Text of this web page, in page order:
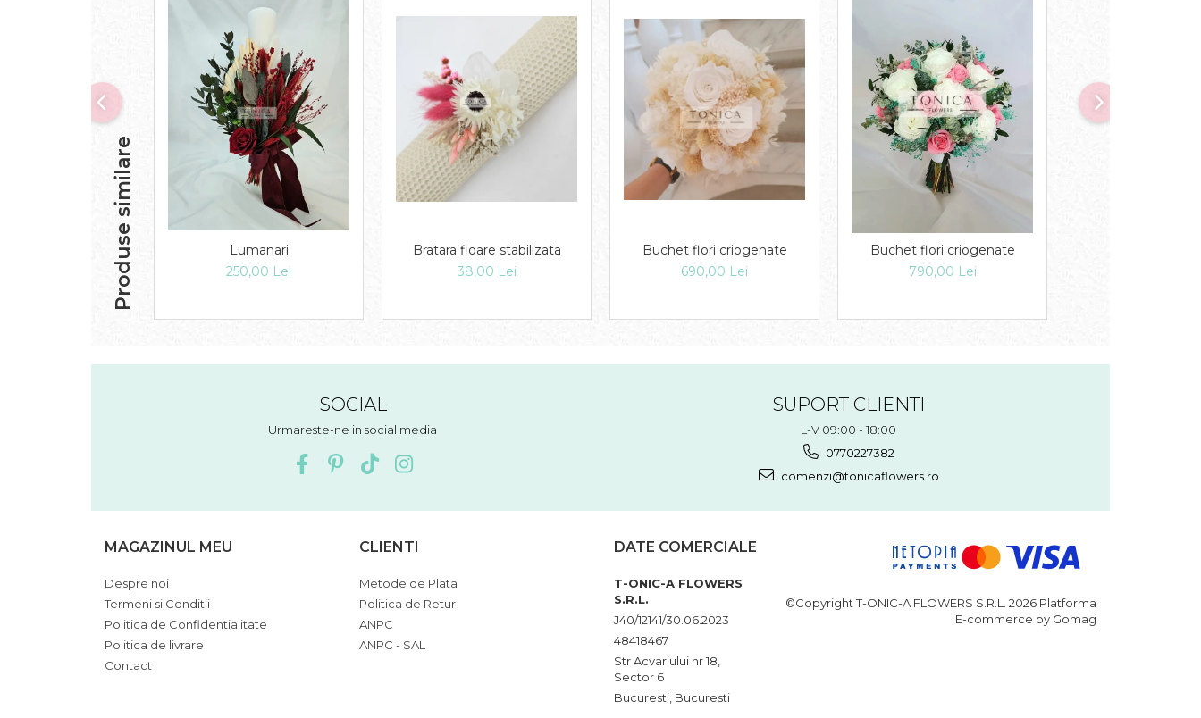
Produse similare
Lumanari
250,00 Lei
Bratara floare stabilizata
38,00 Lei
Buchet flori criogenate
690,00 Lei
Buchet flori criogenate
790,00 Lei
SOCIAL
Urmareste-ne in social media
SUPORT CLIENTI
L-V 09:00 - 18:00
0770227382
comenzi@tonicaflowers.ro
MAGAZINUL MEU
Despre noi
Termeni si Conditii
Politica de Confidentialitate
Politica de livrare
Contact
CLIENTI
Metode de Plata
Politica de Retur
ANPC
ANPC - SAL
DATE COMERCIALE
T-ONIC-A FLOWERS
S.R.L.
J40/12141/30.06.2023
48418467
Str Acvariului nr 18,
Sector 6
Bucuresti, Bucuresti
©Copyright T-ONIC-A FLOWERS S.R.L. 2026 Platforma
E-commerce by Gomag